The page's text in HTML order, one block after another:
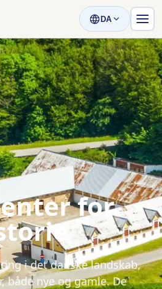
DA
for
i det danske landskab,
både nye og gamle. De